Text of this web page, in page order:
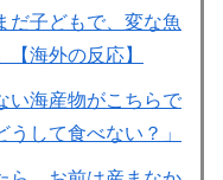
だ子どもで、変な魚
海外の反応】
い海産物がこちらで
して食べない？」